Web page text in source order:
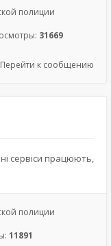
полиции
31669
Перейти к сообщению
сервіси працюють,
полиции
11891